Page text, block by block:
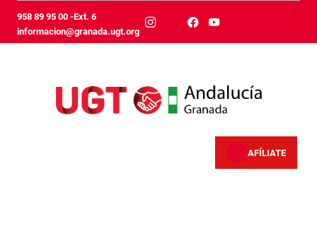
跳转到主内容
958 89 95 00 -Ext. 6
informacion@granada.ugt.org
AFÍLIATE